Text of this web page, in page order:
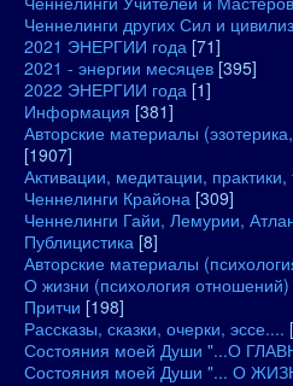
Ченнелинги других Сил и
2021 ЭНЕРГИИ года [71]
2021 - энергии месяцев [395]
2022 ЭНЕРГИИ года [1]
Информация [381]
Авторские материалы
[1907]
Активации, медитации, практики,
Ченнелинги Крайона [309]
Ченнелинги Гайи, Лемурии,
Публицистика [8]
Авторские материалы
О жизни (психология отношений)
Притчи [198]
Рассказы, сказки, очерки, эссе....
Состояния моей Души "...О
Состояния моей Души "... О